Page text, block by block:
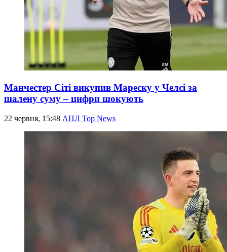
Манчестер Сіті викупив Мареску у Челсі за
шалену суму – цифри шокують
22 червня, 15:48 АПЛ Top News